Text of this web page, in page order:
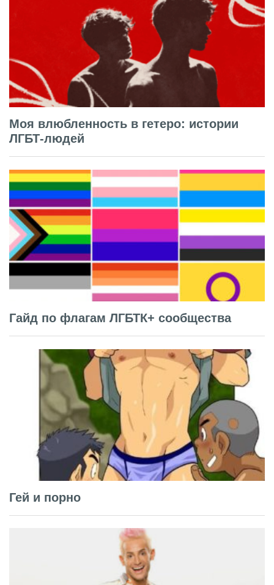
Моя влюбленность в гетеро: истории
ЛГБТ-людей
Гайд по флагам ЛГБТК+ сообщества
Гей и порно